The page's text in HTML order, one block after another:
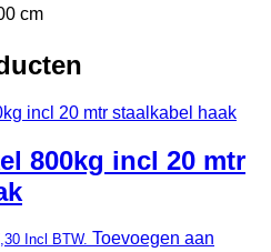
cm
800kg incl 20 mtr
Incl BTW. Toevoegen aan